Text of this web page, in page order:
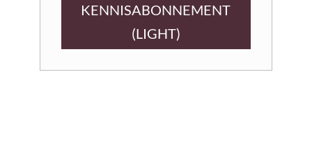
KENNISABONNEMENT
(LIGHT)